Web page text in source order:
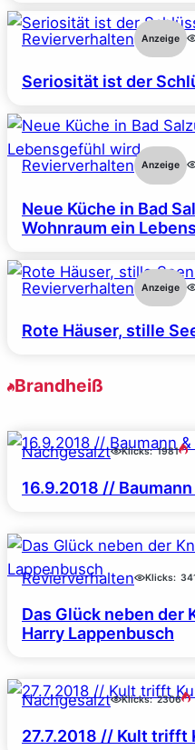
Revierverhalten Anzeige
Seriosität ist der
Revierverhalten Anzeige
Neue Küche in Bad
Wohnraum ein
Revierverhalten Anzeige
Rote Häuser, stille
Brandheiß
Nachgesalzt Klicks: 1981
16.9.2018 //
Revierverhalten Klicks:
Das Glück neben der
Harry Lappenbusch
Nachgesalzt Klicks: 2306
27.7.2018 // Kult trifft